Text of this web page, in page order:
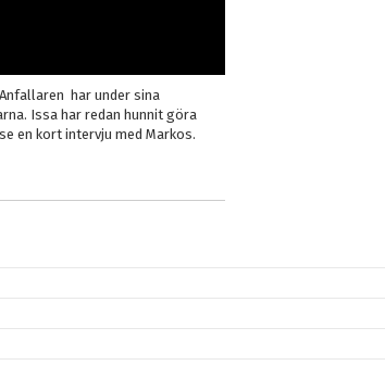
har under sina
Issa har redan hunnit göra
en kort intervju med Markos.